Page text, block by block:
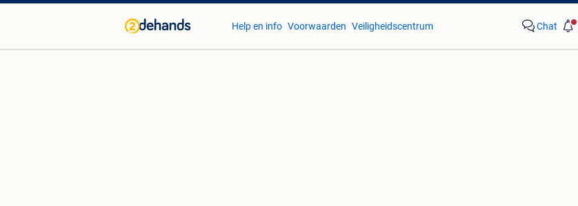
Help en info Voorwaarden Veiligheidscentrum Chat